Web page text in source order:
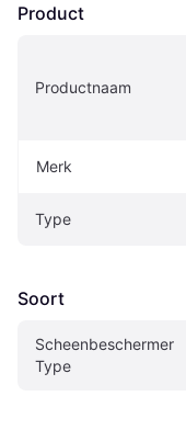
Product
Productnaam
Merk
Type
Soort
Scheenbeschermer
Type